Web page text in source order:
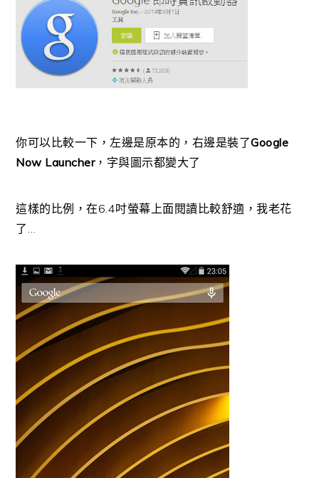
你可以比較一下，左邊是原本的，右邊是裝了Google
Now Launcher，字與圖示都變大了
這樣的比例，在6.4吋螢幕上面閱讀比較舒適，我老花
了…